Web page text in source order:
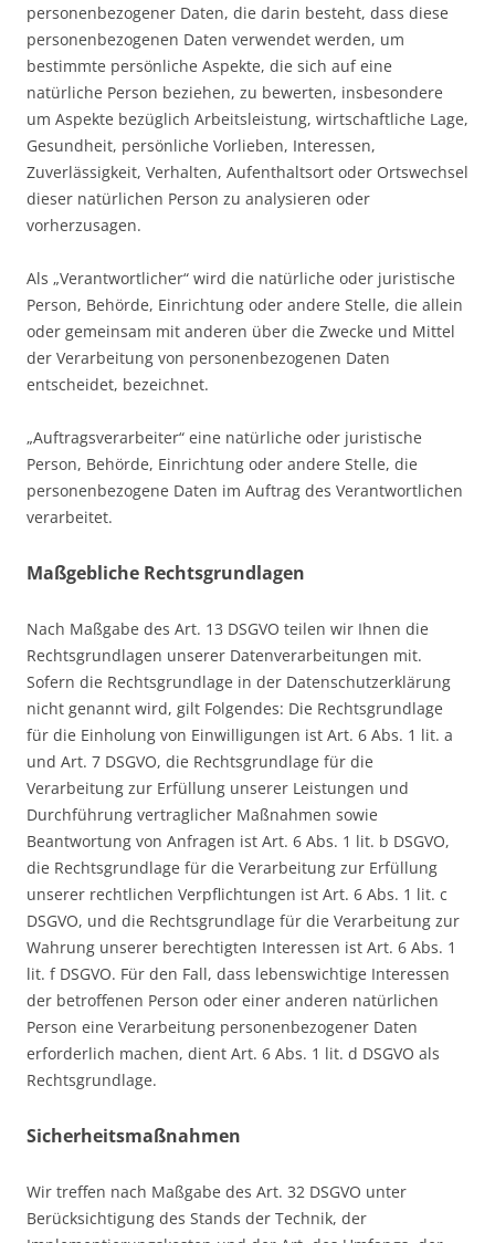
personenbezogener Daten, die darin besteht, dass diese
personenbezogenen Daten verwendet werden, um
bestimmte persönliche Aspekte, die sich auf eine
natürliche Person beziehen, zu bewerten, insbesondere
um Aspekte bezüglich Arbeitsleistung, wirtschaftliche Lage,
Gesundheit, persönliche Vorlieben, Interessen,
Zuverlässigkeit, Verhalten, Aufenthaltsort oder Ortswechsel
dieser natürlichen Person zu analysieren oder
vorherzusagen.
Als „Verantwortlicher“ wird die natürliche oder juristische
Person, Behörde, Einrichtung oder andere Stelle, die allein
oder gemeinsam mit anderen über die Zwecke und Mittel
der Verarbeitung von personenbezogenen Daten
entscheidet, bezeichnet.
„Auftragsverarbeiter“ eine natürliche oder juristische
Person, Behörde, Einrichtung oder andere Stelle, die
personenbezogene Daten im Auftrag des Verantwortlichen
verarbeitet.
Maßgebliche Rechtsgrundlagen
Nach Maßgabe des Art. 13 DSGVO teilen wir Ihnen die
Rechtsgrundlagen unserer Datenverarbeitungen mit.
Sofern die Rechtsgrundlage in der Datenschutzerklärung
nicht genannt wird, gilt Folgendes: Die Rechtsgrundlage
für die Einholung von Einwilligungen ist Art. 6 Abs. 1 lit. a
und Art. 7 DSGVO, die Rechtsgrundlage für die
Verarbeitung zur Erfüllung unserer Leistungen und
Durchführung vertraglicher Maßnahmen sowie
Beantwortung von Anfragen ist Art. 6 Abs. 1 lit. b DSGVO,
die Rechtsgrundlage für die Verarbeitung zur Erfüllung
unserer rechtlichen Verpflichtungen ist Art. 6 Abs. 1 lit. c
DSGVO, und die Rechtsgrundlage für die Verarbeitung zur
Wahrung unserer berechtigten Interessen ist Art. 6 Abs. 1
lit. f DSGVO. Für den Fall, dass lebenswichtige Interessen
der betroffenen Person oder einer anderen natürlichen
Person eine Verarbeitung personenbezogener Daten
erforderlich machen, dient Art. 6 Abs. 1 lit. d DSGVO als
Rechtsgrundlage.
Sicherheitsmaßnahmen
Wir treffen nach Maßgabe des Art. 32 DSGVO unter
Berücksichtigung des Stands der Technik, der